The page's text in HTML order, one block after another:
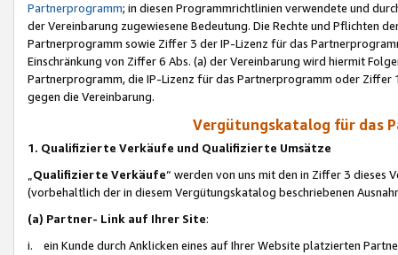
Partnerprogramm; in diesen Programmrichtlinien verwendete und
der Vereinbarung zugewiesene Bedeutung. Die Rechte und Pflichten
Partnerprogramm sowie Ziffer 3 der IP-Lizenz für das
Einschränkung von Ziffer 6 Abs. (a) der Vereinbarung wird hiermit
Partnerprogramm, die IP-Lizenz für das Partnerprogramm oder
gegen die Vereinbarung.
Vergütungskatalog für das
1. Qualifizierte Verkäufe und Qualifizierte Umsätze
Qualifizierte Verkäufe“ werden von uns mit den in Ziffer 3
(vorbehaltlich der in diesem Vergütungskatalog beschriebenen
(a) Partner- Link auf Ihrer Site:
i. ein Kunde durch Anklicken eines auf Ihrer Website platzierten